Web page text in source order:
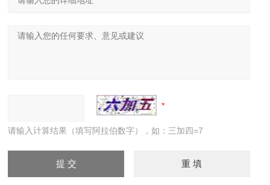
请输入计算结果（填写阿拉伯数字），如：三加四=7